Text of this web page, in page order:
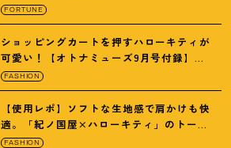
FORTUNE
ショッピングカートを押すハローキティが
可愛い ！
【オトナミューズ9月号付録】紀
ノ国屋バッグ
FASHION
【使用レポ】ソフトな生地感で肩かけも快
適。「紀ノ国屋×ハローキティ」のトート
がガシガシ使えて最高です
FASHION